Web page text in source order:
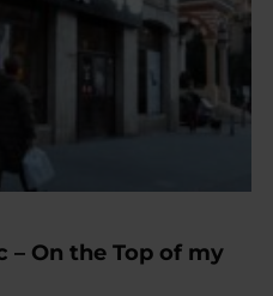
– On the Top of my